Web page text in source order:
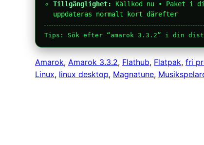
Tillgänglighet:
Källkod nu • Paket i
uppdateras normalt kort därefter
Tips: Sök efter “amarok 3.3.2” i din
Amarok, Amarok 3.3.2, Flathub, Flatpak, fri
Linux, linux desktop, Magnatune,